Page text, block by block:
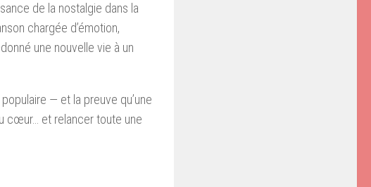
de la nostalgie dans la
chargée d’émotion,
une nouvelle vie à un
— et la preuve qu’une
cœur… et relancer toute une